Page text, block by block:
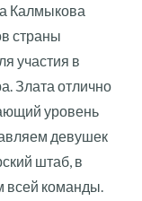
Калмыкова
страны
участия в
Злата отлично
уровень
девушек
штаб, в
всей команды.